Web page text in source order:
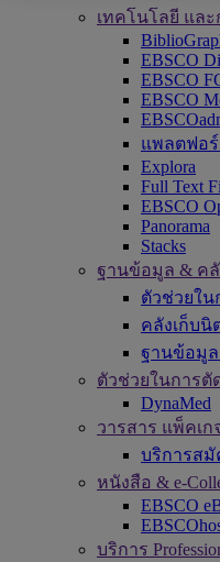
เทคโนโลยี แล
EBSCO
EBSCO
EBSCO
แพลตฟอร์
Explora
Full Text
EBSCO
Panorama
Stacks
ฐานข้อมูล & คลั
ตัวช่วยใ
คลังเก็บนิ
ฐานข้อมูล
ตัวช่วยในการตั
DynaMed
วารสาร แพ็คเ
บริการสมั
หนังสือ & e-
EBSCO
บริการ